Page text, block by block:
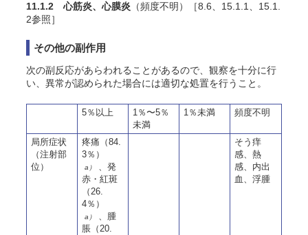
11.1.2 心筋炎、心膜炎 （頻度不明）［8.6、15.1.1、15.1.
2参照］
その他の副作用
次の副反応があらわれることがあるので、観察を十分に行
い、異常が認められた場合には適切な処置を行うこと。
5％以上
1％〜5％
未満
1％未満 頻度不明
局所症状
（注射部
位）
疼痛（84.
3％）
a）
、発
赤・紅斑
（26.
4％）
a）
、腫
脹（20.
そう痒
感、熱
感、内出
血、浮腫